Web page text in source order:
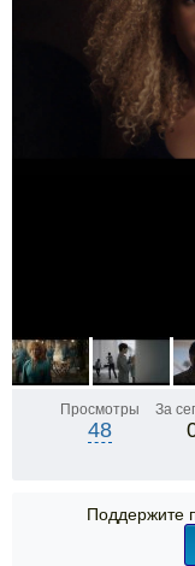
Просмотры
48
За
Поддержите